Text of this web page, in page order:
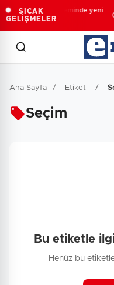
SICAK
GELİŞMELER
Çocuk adalet sisteminde yeni
dönem
Ana Sayfa / Etiket /
Seçim
Bu etiketle
Henüz bu